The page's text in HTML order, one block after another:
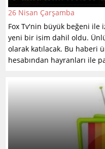
26 Nisan Çarşamba
Fox Tv'nin büyük beğeni ile
yeni bir isim dahil oldu.
olarak katılacak. Bu haberi
hesabından hayranları ile